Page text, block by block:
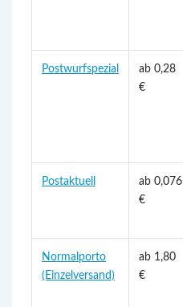
Postwurfspezial
ab 0,28
€
Postaktuell
ab 0,076
€
Normalporto
(Einzelversand)
ab 1,80
€